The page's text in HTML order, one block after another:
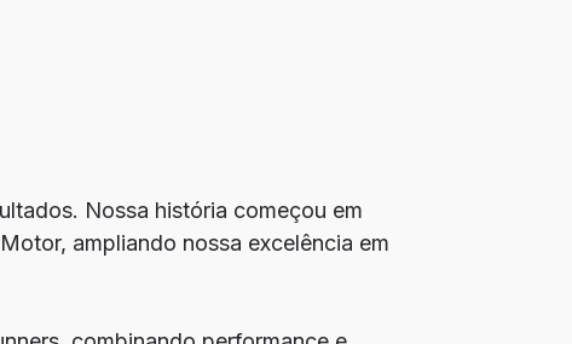
Nossa história começou em
ampliando nossa excelência em